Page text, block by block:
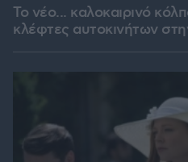
Το νέο... καλοκαιρινό
κλέφτες αυτοκινήτων